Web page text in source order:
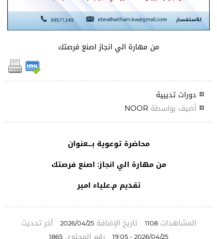
من مهارة الي انجاز اصنع فرصتك
دورات تديبية
أضيف بواسطة
محاضرة توعوية بـــعنوان
من مهارة الي انجاز: اصنع فرصتك
تقديم م.علياء امير
المشاهدات 1108 تاريخ الإضافة 2026/04/25 آخر تحديث